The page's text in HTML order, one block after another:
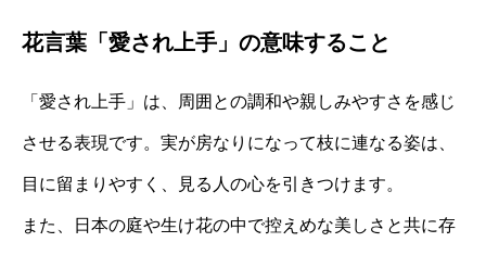
花言葉「愛され上手」の意味すること
「愛され上手」は、周囲との調和や親しみやすさを感じ
させる表現です。実が房なりになって枝に連なる姿は、
目に留まりやすく、見る人の心を引きつけます。
また、日本の庭や生け花の中で控えめな美しさと共に存